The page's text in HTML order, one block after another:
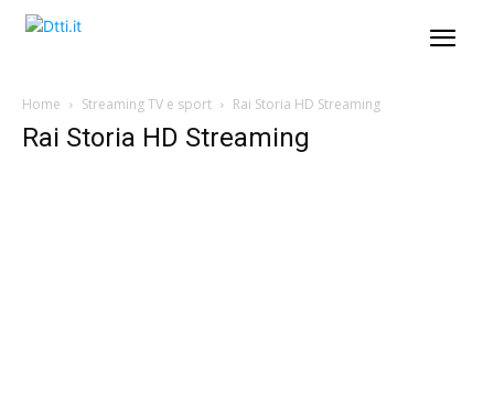
Home Streaming TV e sport Rai Storia HD Streaming
Rai Storia HD Streaming